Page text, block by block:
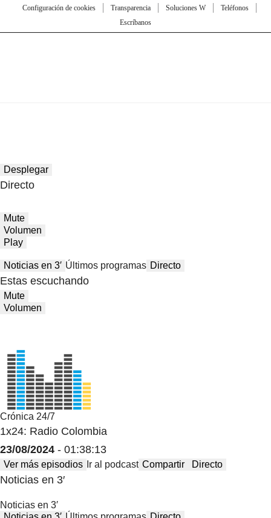
Configuración de cookies
Transparencia Soluciones W
Teléfonos
Escríbanos
Desplegar
Directo
Mute
Volumen
Play
Noticias en 3′ Últimos programas Directo
Estas escuchando
Mute
Volumen
Crónica 24/7
1x24: Radio Colombia
23/08/2024 - 01:38:13
Ver más episodios Ir al podcast Compartir Directo
Noticias en 3′
Noticias en 3′